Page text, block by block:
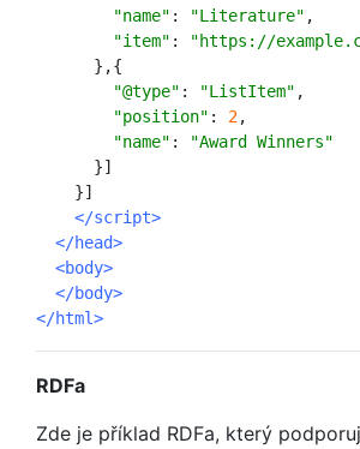
"name" : "Literature" ,
"item" :
"https://
},{
"@type" : "ListItem" ,
"position" : 2,
"name" :
"Award Winners"
}]
}]
</script>
</head>
<body>
</body>
</html>
RDFa
Zde je příklad RDFa, který